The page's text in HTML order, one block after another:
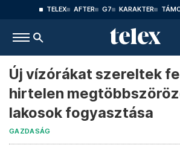
TELEX AFTER G7 KARAKTER
Új vízórákat szereltek
hirtelen
lakosok fogyasztása
GAZDASÁG